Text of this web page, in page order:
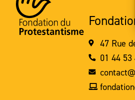
47 Rue
01 44 53